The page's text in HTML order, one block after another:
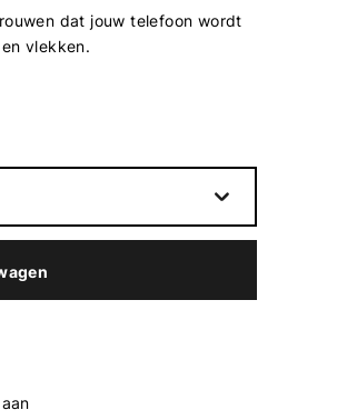
dat jouw telefoon wordt
vlekken.